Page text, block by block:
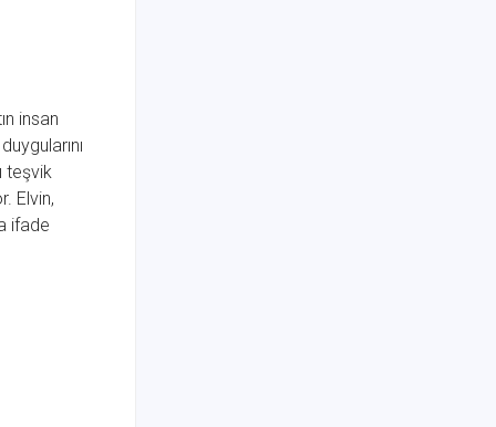
insan
teşvik
Elvin,
ifade